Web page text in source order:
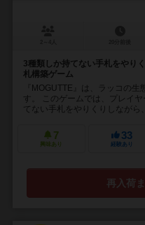
3種類しか持てない手札をやり
札構築ゲーム
『MOGUTTE』は、ラッコの
す。 このゲームでは、プレイ
てない手札をやりくりしながら
7
興味あり
33
経験あり
再入荷